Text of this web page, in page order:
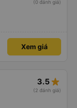
(0 đánh giá)
Xem giá
3.5 star_rate
(2 đánh giá)